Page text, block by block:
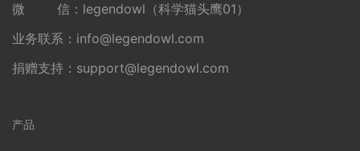
微 信：legendowl（科学猫头鹰01）
业务联系： info@legendowl.com
捐赠支持： support@legendowl.com
产品